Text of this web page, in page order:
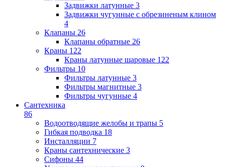
Задвижки латунные 3
Задвижки чугунные с обрезиненым клином
4
Клапаны 26
Клапаны обратные 26
Краны 122
Краны латунные шаровые 122
Фильтры 10
Фильтры латунные 3
Фильтры магнитные 3
Фильтры чугунные 4
Сантехника
86
Водоотводящие желобы и трапы 5
Гибкая подводка 18
Инсталляции 7
Краны сантехнические 3
Сифоны 44